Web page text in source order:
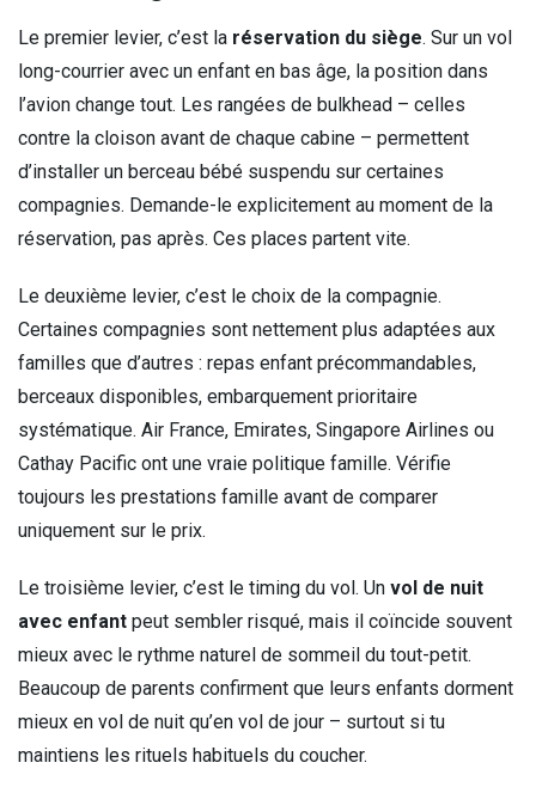
Le premier levier, c’est la réservation du siège. Sur un vol
long-courrier avec un enfant en bas âge, la position dans
l’avion change tout. Les rangées de bulkhead – celles
contre la cloison avant de chaque cabine – permettent
d’installer un berceau bébé suspendu sur certaines
compagnies. Demande-le explicitement au moment de la
réservation, pas après. Ces places partent vite.
Le deuxième levier, c’est le choix de la compagnie.
Certaines compagnies sont nettement plus adaptées aux
familles que d’autres : repas enfant précommandables,
berceaux disponibles, embarquement prioritaire
systématique. Air France, Emirates, Singapore Airlines ou
Cathay Pacific ont une vraie politique famille. Vérifie
toujours les prestations famille avant de comparer
uniquement sur le prix.
Le troisième levier, c’est le timing du vol. Un vol de nuit
avec enfant peut sembler risqué, mais il coïncide souvent
mieux avec le rythme naturel de sommeil du tout-petit.
Beaucoup de parents confirment que leurs enfants dorment
mieux en vol de nuit qu’en vol de jour – surtout si tu
maintiens les rituels habituels du coucher.